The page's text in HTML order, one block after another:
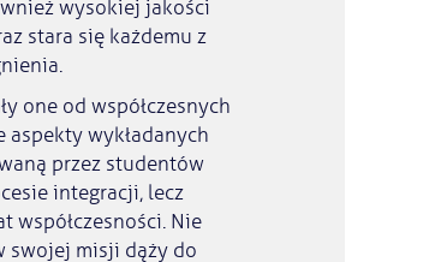
wysokiej jakości
stara się każdemu z
one od współczesnych
wykładanych
przez studentów
integracji, lecz
współczesności. Nie
swojej misji dąży do